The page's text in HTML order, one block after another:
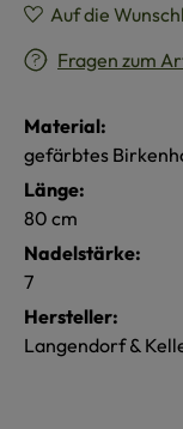
Auf die
Fragen zum
Material:
gefärbtes
Länge:
80 cm
Nadelstärke:
7
Hersteller:
Langendorf &